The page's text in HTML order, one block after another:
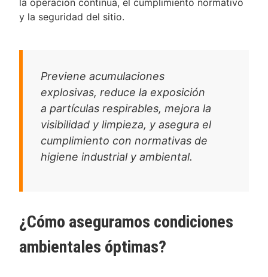
la operación continua, el cumplimiento normativo
y la seguridad del sitio.
Previene acumulaciones
explosivas, reduce la exposición
a partículas respirables, mejora la
visibilidad y limpieza, y asegura el
cumplimiento con normativas de
higiene industrial y ambiental.
¿Cómo aseguramos condiciones
ambientales óptimas?